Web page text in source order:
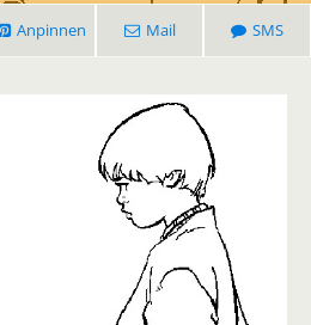
Anpinnen Mail SMS